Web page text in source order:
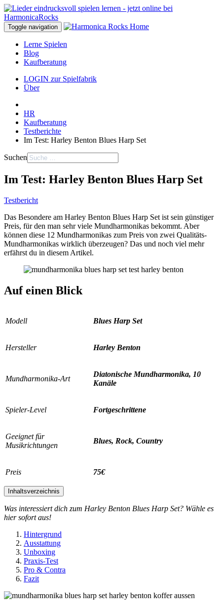
Toggle navigation
Lerne Spielen
Blog
Kaufberatung
LOGIN zur Spielfabrik
Über
HR
Kaufberatung
Testberichte
Im Test: Harley Benton Blues Harp Set
Suchen
Im Test: Harley Benton Blues Harp Set
Testbericht
Das Besondere am Harley Benton Blues Harp Set ist sein günstiger
Preis, für den man sehr viele Mundharmonikas bekommt. Aber
können diese 12 Mundharmonikas zum Preis von zwei Qualitäts-
Mundharmonikas wirklich überzeugen? Das und noch viel mehr
erfährst du in diesem Artikel.
Auf einen Blick
Modell Blues Harp Set
Hersteller Harley Benton
Mundharmonika-Art
Diatonische Mundharmonika, 10
Kanäle
Spieler-Level Fortgeschrittene
Geeignet für
Musikrichtungen
Blues, Rock, Country
Preis 75€
Inhaltsverzeichnis
Was interessiert dich zum Harley Benton Blues Harp Set? Wähle es
hier sofort aus!
Hintergrund
Ausstattung
Unboxing
Praxis-Test
Pro & Contra
Fazit